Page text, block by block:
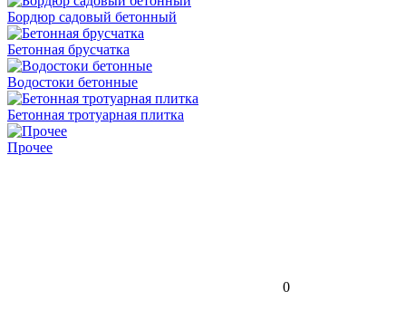
Бордюр садовый бетонный
Бетонная брусчатка
Водостоки бетонные
Бетонная тротуарная плитка
Прочее
0